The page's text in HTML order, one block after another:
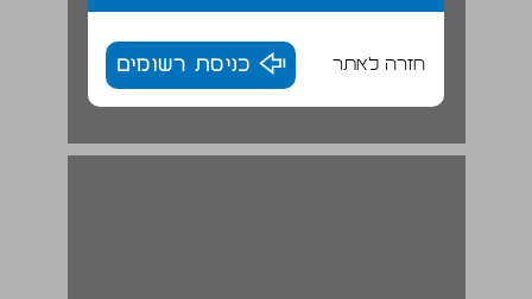
חזרה לאתר כניסת רשומים